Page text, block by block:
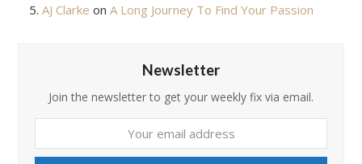
AJ Clarke onA Long Journey To Find Your Passion
Newsletter
Join the newsletter to get your weekly fix via email.
email